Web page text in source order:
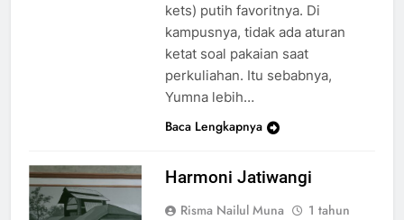
kets) putih favoritnya. Di
kampusnya, tidak ada aturan
ketat soal pakaian saat
perkuliahan. Itu sebabnya,
Yumna lebih…
Baca Lengkapnya
Harmoni Jatiwangi
Risma Nailul Muna
1 tahun